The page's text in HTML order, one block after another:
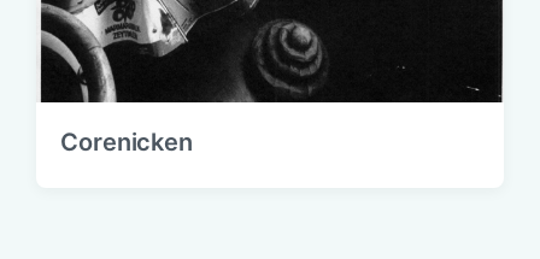
Corenicken